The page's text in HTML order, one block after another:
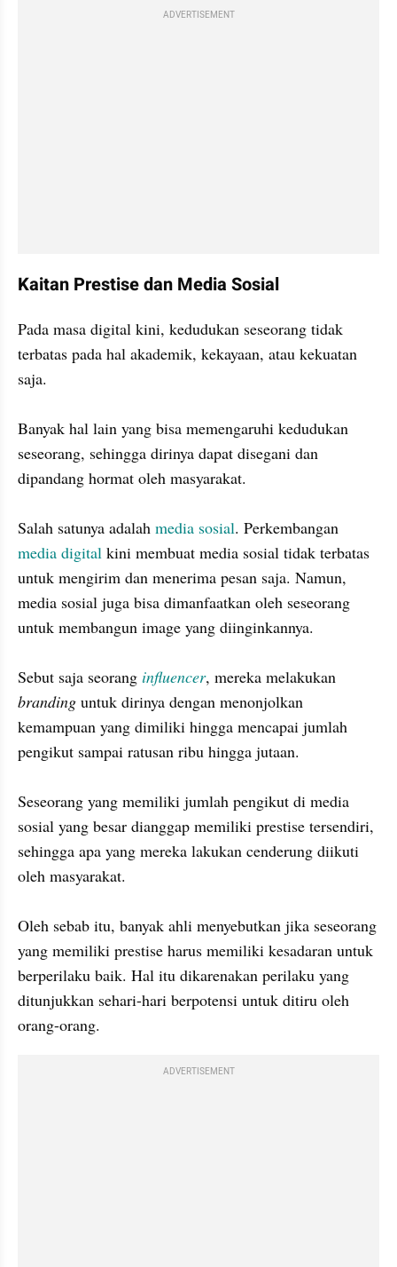
ADVERTISEMENT
Kaitan Prestise dan Media Sosial
Pada masa digital kini, kedudukan seseorang tidak
terbatas pada hal akademik, kekayaan, atau kekuatan
saja.
Banyak hal lain yang bisa memengaruhi kedudukan
seseorang, sehingga dirinya dapat disegani dan
dipandang hormat oleh masyarakat.
Salah satunya adalah media sosial
media digital kini membuat media sosial tidak terbatas
untuk mengirim dan menerima pesan saja. Namun,
media sosial juga bisa dimanfaatkan oleh seseorang
untuk membangun image yang diinginkannya.
Sebut saja seorang influencer
branding untuk dirinya dengan menonjolkan
kemampuan yang dimiliki hingga mencapai jumlah
pengikut sampai ratusan ribu hingga jutaan.
Seseorang yang memiliki jumlah pengikut di media
sosial yang besar dianggap memiliki prestise tersendiri,
sehingga apa yang mereka lakukan cenderung diikuti
oleh masyarakat.
Oleh sebab itu, banyak ahli menyebutkan jika seseorang
yang memiliki prestise harus memiliki kesadaran untuk
berperilaku baik. Hal itu dikarenakan perilaku yang
ditunjukkan sehari-hari berpotensi untuk ditiru oleh
orang-orang.
ADVERTISEMENT